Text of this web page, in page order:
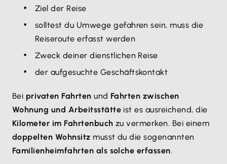
Ziel der Reise
solltest du Umwege gefahren sein, muss die
Reiseroute erfasst werden
Zweck deiner dienstlichen Reise
der aufgesuchte Geschäftskontakt
Bei privaten Fahrten und Fahrten zwischen
Wohnung und Arbeitsstätte ist es ausreichend, die
Kilometer im Fahrtenbuch zu vermerken. Bei einem
doppelten Wohnsitz musst du die sogenannten
Familienheimfahrten als solche erfassen.